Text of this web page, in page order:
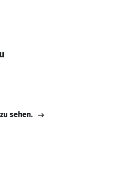
sehen.